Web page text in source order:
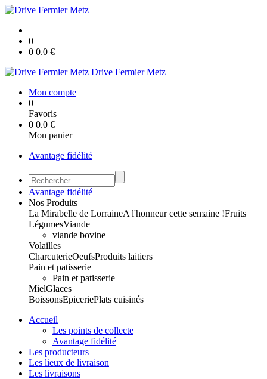
0
0 0.0 €
Drive Fermier Metz
Mon compte
0
Favoris
0 0.0 €
Mon panier
Avantage fidélité
Avantage fidélité
Nos Produits
La Mirabelle de LorraineA l'honneur cette semaine !Fruits
LégumesViande
viande bovine
Volailles
CharcuterieOeufsProduits laitiers
Pain et patisserie
Pain et patisserie
MielGlaces
BoissonsEpiceriePlats cuisinés
Accueil
Les points de collecte
Avantage fidélité
Les producteurs
Les lieux de livraison
Les livraisons